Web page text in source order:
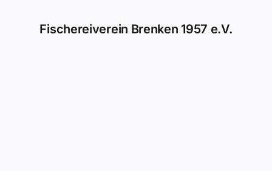
Fischereiverein Brenken 1957 e.V.